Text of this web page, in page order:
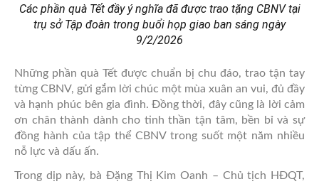
Các phần quà Tết đầy ý nghĩa đã được trao tặng CBNV tại
trụ sở Tập đoàn trong buổi họp giao ban sáng ngày
9/2/2026
Những phần quà Tết được chuẩn bị chu đáo, trao tận tay
từng CBNV, gửi gắm lời chúc một mùa xuân an vui, đủ đầy
và hạnh phúc bên gia đình. Đồng thời, đây cũng là lời cảm
ơn chân thành dành cho tinh thần tận tâm, bền bỉ và sự
đồng hành của tập thể CBNV trong suốt một năm nhiều
nỗ lực và dấu ấn.
Trong dịp này, bà Đặng Thị Kim Oanh – Chủ tịch HĐQT,